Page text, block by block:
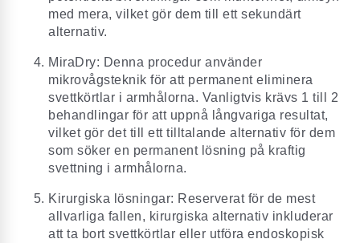
med mera, vilket gör dem till ett sekundärt
alternativ.
MiraDry: Denna procedur använder
mikrovågsteknik för att permanent eliminera
svettkörtlar i armhålorna. Vanligtvis krävs 1 till 2
behandlingar för att uppnå långvariga resultat,
vilket gör det till ett tilltalande alternativ för dem
som söker en permanent lösning på kraftig
svettning i armhålorna.
Kirurgiska lösningar: Reserverat för de mest
allvarliga fallen, kirurgiska alternativ inkluderar
att ta bort svettkörtlar eller utföra endoskopisk